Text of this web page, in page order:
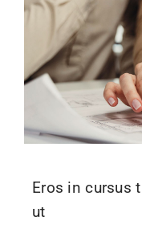
Eros in cursus
ut